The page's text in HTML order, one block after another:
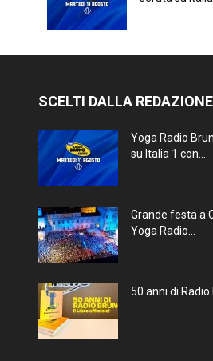
SCELTI DALLA REDAZIONE
Yoga Radio
su Italia 1 con...
Grande festa a
Yoga Radio...
50 anni di